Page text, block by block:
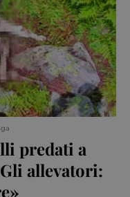
predati a
allevatori: